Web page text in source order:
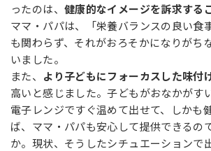
ったのは、 健康的なイメージを訴求する
ママ・パパは、「栄養バランスの良い食
も関わらず、それがおろそかになりがち
いました。
また、 より子どもにフォーカスした味付
高いと感じました。子どもがおなかがす
電子レンジですぐ温めて出せて、しかも
ば、ママ・パパも安心して提供できるの
か。現状、そうしたシチュエーションで